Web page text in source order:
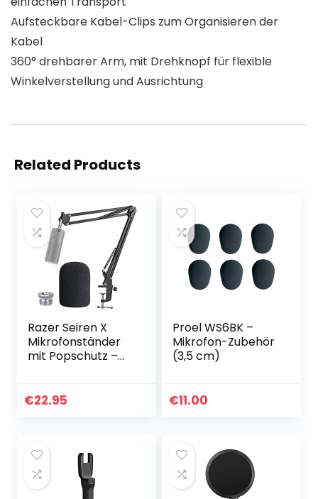
Aufsteckbare Kabel-Clips zum Organisieren der
Kabel
360° drehbarer Arm, mit Drehknopf für flexible
Winkelverstellung und Ausrichtung
Related Products
Razer Seiren X
Mikrofonständer
mit Popschutz –
Razer Seiren X
€22.95
Proel WS6BK –
Mikrofon-Zubehör
(3,5 cm)
€11.00